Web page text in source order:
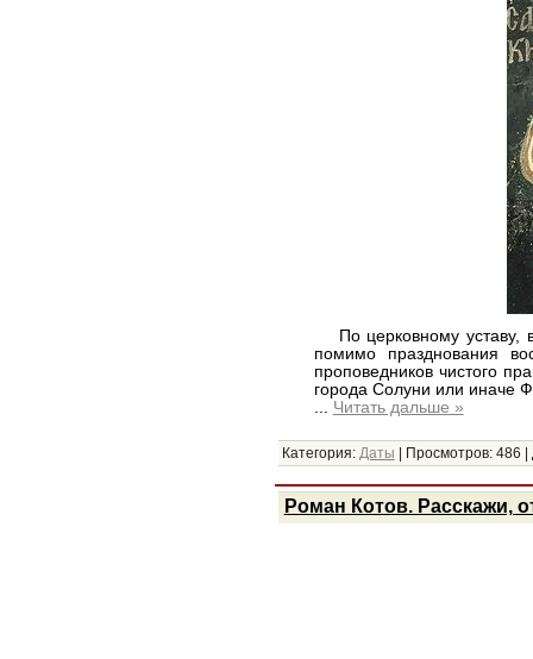
По церковному уставу,
помимо празднования
проповедников чистого
города Солуни или иначе
Читать дальше »
Категория: Даты Просмотров: 486
Роман Котов. Расскажи,